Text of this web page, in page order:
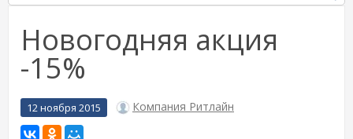
Новогодняя акция
-15%
12 ноября 2015 Компания Ритлайн